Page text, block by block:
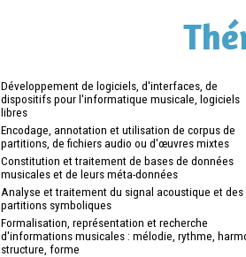
Développement de logiciels, d'interfaces, de
dispositifs pour l'informatique musicale, logiciels
libres
Encodage, annotation et utilisation de corpus de
partitions, de fichiers audio ou d'œuvres mixtes
Constitution et traitement de bases de données
musicales et de leurs méta-données
Analyse et traitement du signal acoustique et des
partitions symboliques
Formalisation, représentation et recherche
d'informations musicales : mélodie, rythme,
structure, forme